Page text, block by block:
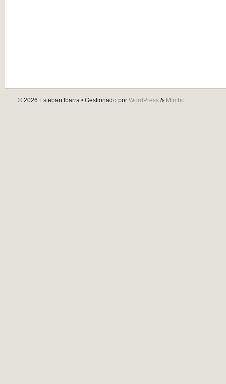
© 2026 Esteban Ibarra • Gestionado por WordPress & Mimbo